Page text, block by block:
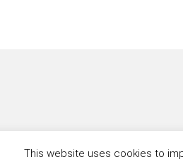
This website uses cookies to